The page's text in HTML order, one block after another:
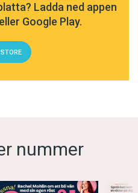
Ladda ned appen
Google Play.
nummer